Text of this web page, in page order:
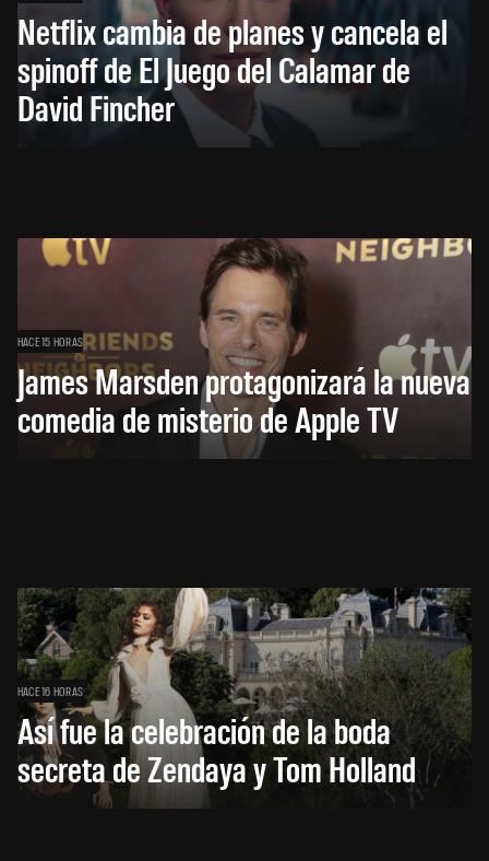
Netflix cambia de planes y cancela el
spinoff de El Juego del Calamar de
David Fincher
HACE 15 HORAS
James Marsden protagonizará la nueva
comedia de misterio de Apple TV
HACE 16 HORAS
Así fue la celebración de la boda
secreta de Zendaya y Tom Holland